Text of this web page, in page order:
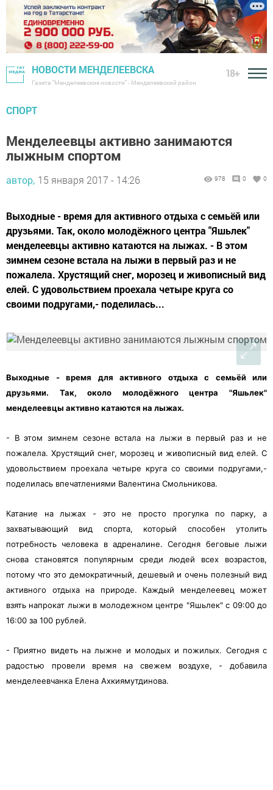
НОВОСТИ МЕНДЕЛЕЕВСКА
Газета "Менделеевские новости" - Менделеевский район
18+
СПОРТ
Менделеевцы активно занимаются
лыжным спортом
автор, 15 января 2017 - 14:26 978 0 0
Выходные - время для активного отдыха с семьёй или
друзьями. Так, около молодёжного центра "Яшьлек"
менделеевцы активно катаются на лыжах. - В этом
зимнем сезоне встала на лыжи в первый раз и не
пожалела. Хрустящий снег, морозец и живописный вид
елей. С удовольствием проехала четыре круга со
своими подругами,- поделилась...
Выходные - время для активного отдыха с семьёй или
друзьями. Так, около молодёжного центра "Яшьлек"
менделеевцы активно катаются на лыжах.
- В этом зимнем сезоне встала на лыжи в первый раз и не
пожалела. Хрустящий снег, морозец и живописный вид елей. С
удовольствием проехала четыре круга со своими подругами,-
поделилась впечатлениями Валентина Смольникова.
Катание на лыжах - это не просто прогулка по парку, а
захватывающий вид спорта, который способен утолить
потребность человека в адреналине. Сегодня беговые лыжи
снова становятся популярным среди людей всех возрастов,
потому что это демократичный, дешевый и очень полезный вид
активного отдыха на природе. Каждый менделеевец может
взять напрокат лыжи в молодежном центре "Яшьлек" с 09:00 до
16:00 за 100 рублей.
- Приятно видеть на лыжне и молодых и пожилых. Сегодня с
радостью провели время на свежем воздухе, - добавила
менделеевчанка Елена Ахкиямутдинова.